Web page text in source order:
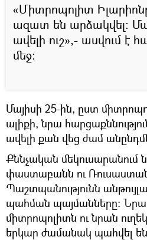
«Միտրոպոլիտ
ազատ են արձակվել։
ավելի ուշ»,- ասվում է
մեջ։
Մայիսի 25-ին, ըստ
ալիքի, նրա
ավելի քան վեց ժամ
Քննչական մեկուսարանում
փաստաբանն ու
Պաշտպանությունն
պահման պայմանները։ Նրա
միտրոպոլիտն ու նրան
երկար ժամանակ պահվել